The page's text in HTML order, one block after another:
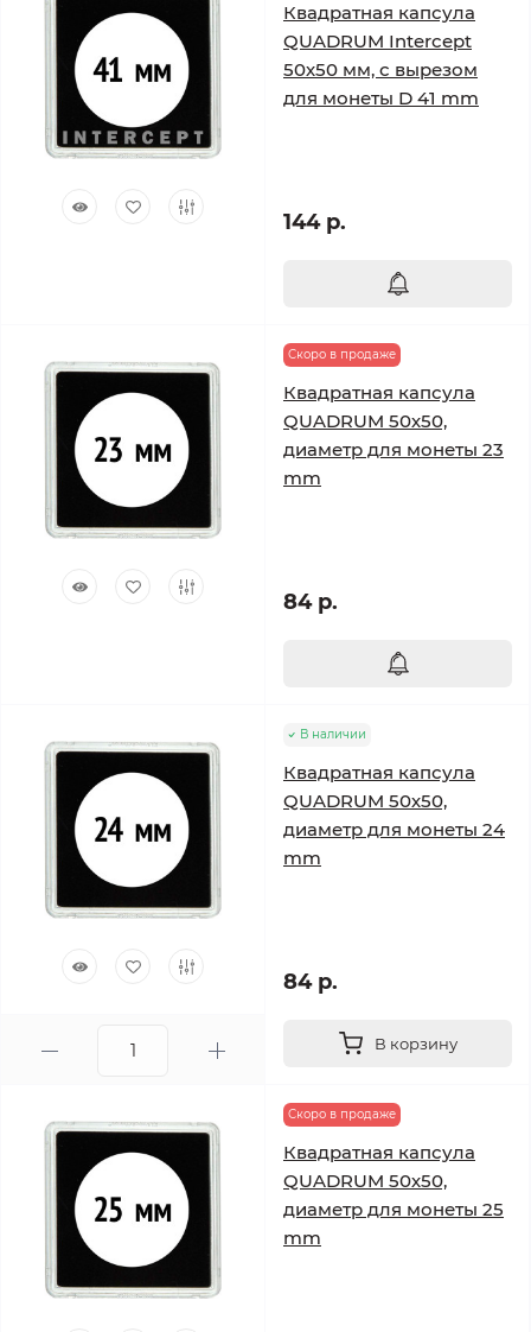
Квадратная капсула
QUADRUM Intercept
50х50 мм, с вырезом
для монеты D 41 mm
144 р.
Скоро в продаже
Квадратная капсула
QUADRUM 50х50,
диаметр для монеты 23
mm
84 р.
В наличии
Квадратная капсула
QUADRUM 50х50,
диаметр для монеты 24
mm
84 р.
В корзину
Скоро в продаже
Квадратная капсула
QUADRUM 50х50,
диаметр для монеты 25
mm